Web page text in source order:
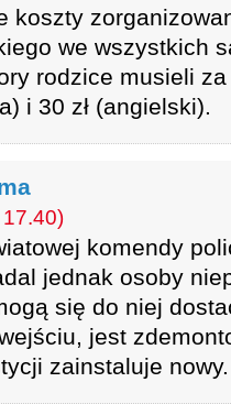
koszty
we wszystkich
rodzice musieli
i 30 zł (angielski).
komendy
jednak osoby
się do niej
jest
zainstaluje nowy.